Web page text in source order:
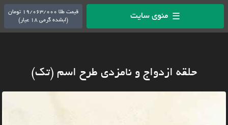
☰ منوی سایت
قیمت طلا 19/063/000 تومان
(ابشده گرمی 18 عیار)
حلقه ازدواج و نامزدی طرح اسم (تک)